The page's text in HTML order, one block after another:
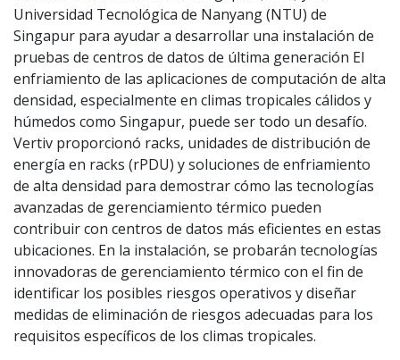
Universidad Tecnológica de Nanyang (NTU) de
Singapur para ayudar a desarrollar una instalación de
pruebas de centros de datos de última generación El
enfriamiento de las aplicaciones de computación de alta
densidad, especialmente en climas tropicales cálidos y
húmedos como Singapur, puede ser todo un desafío.
Vertiv proporcionó racks, unidades de distribución de
energía en racks (rPDU) y soluciones de enfriamiento
de alta densidad para demostrar cómo las tecnologías
avanzadas de gerenciamiento térmico pueden
contribuir con centros de datos más eficientes en estas
ubicaciones. En la instalación, se probarán tecnologías
innovadoras de gerenciamiento térmico con el fin de
identificar los posibles riesgos operativos y diseñar
medidas de eliminación de riesgos adecuadas para los
requisitos específicos de los climas tropicales.